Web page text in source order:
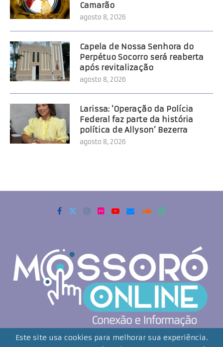
Camarão
agosto 8, 2026
Capela de Nossa Senhora do
Perpétuo Socorro será reaberta
após revitalização
agosto 8, 2026
Larissa: ‘Operação da Polícia
Federal faz parte da história
política de Allyson’ Bezerra
agosto 8, 2026
Copyrigth 2021 - Todos os direitos reservados. Mossoró Online
Este site usa cookies para melhorar sua experiência.